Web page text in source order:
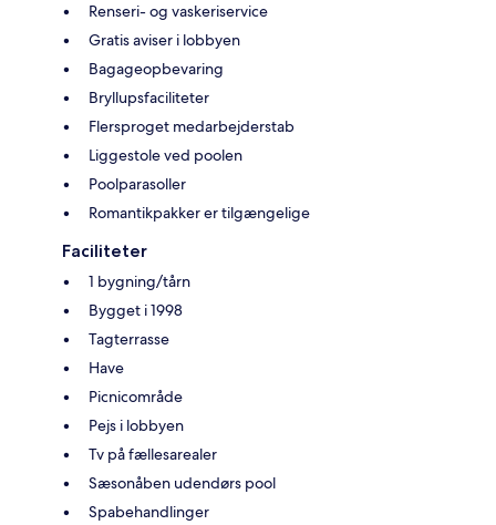
Renseri- og vaskeriservice
Gratis aviser i lobbyen
Bagageopbevaring
Bryllupsfaciliteter
Flersproget medarbejderstab
Liggestole ved poolen
Poolparasoller
Romantikpakker er tilgængelige
Faciliteter
1 bygning/tårn
Bygget i 1998
Tagterrasse
Have
Picnicområde
Pejs i lobbyen
Tv på fællesarealer
Sæsonåben udendørs pool
Spabehandlinger